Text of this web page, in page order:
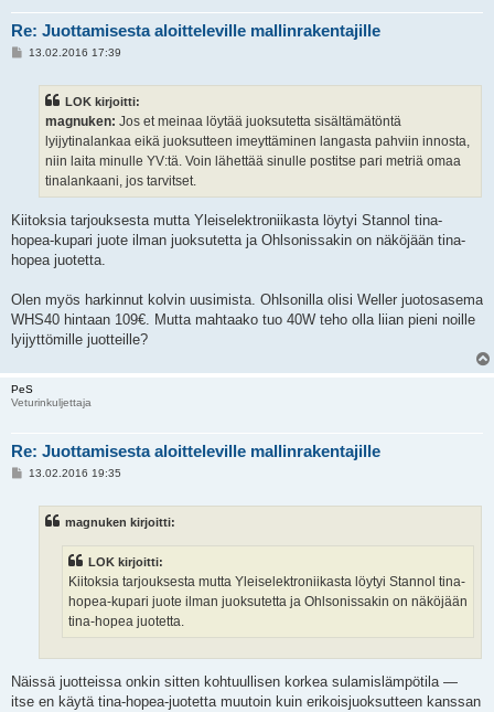
Re: Juottamisesta aloitteleville mallinrakentajille
V13.02.2016 17:39
LOK kirjoitti:
magnuken: Jos et meinaa löytää juoksutetta sisältämätöntä
lyijytinalankaa eikä juoksutteen imeyttäminen langasta pahviin innosta,
niin laita minulle YV:tä. Voin lähettää sinulle postitse pari metriä omaa
tinalankaani, jos tarvitset.
Kiitoksia tarjouksesta mutta Yleiselektroniikasta löytyi Stannol tina-
hopea-kupari juote ilman juoksutetta ja Ohlsonissakin on näköjään tina-
hopea juotetta.
Olen myös harkinnut kolvin uusimista. Ohlsonilla olisi Weller juotosasema
WHS40 hintaan 109€. Mutta mahtaako tuo 40W teho olla liian pieni noille
lyijyttömille juotteille?
PeS
Veturinkuljettaja
Re: Juottamisesta aloitteleville mallinrakentajille
V13.02.2016 19:35
magnuken kirjoitti:
LOK kirjoitti:
Kiitoksia tarjouksesta mutta Yleiselektroniikasta löytyi Stannol tina-
hopea-kupari juote ilman juoksutetta ja Ohlsonissakin on näköjään
tina-hopea juotetta.
Näissä juotteissa onkin sitten kohtuullisen korkea sulamislämpötila —
itse en käytä tina-hopea-juotetta muutoin kuin erikoisjuoksutteen kanssan